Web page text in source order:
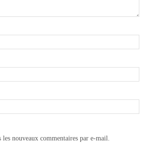
nouveaux commentaires par e-mail.